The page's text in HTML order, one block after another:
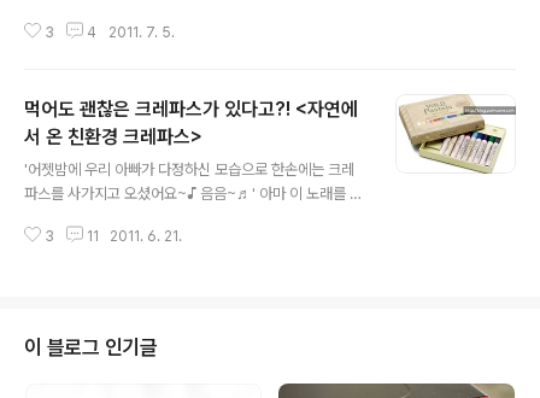
오셨으니까요~ 네, 바로 마크로비오틱 요리 전문가 이와사
사외보 독자분들을 위해 특별히 소개해주신 마크로비오틱
홈베이킹 레시피는 이번 주말에 공개해드릴테니 기대해주
세요~ ^^ 마크로비오틱 전문가 이와사키 유카 지금 ‘자
연’을 드시고 계신가요? 요즘 국내에서 큰 인기를 끌고 있
만났다. 유창한 한국어를 구사했으며, 안경 너머 맑은 눈동
3 4 2011. 7. 5.
먹어도 괜찮은 크레파스가 있다고?! <자연에
서 온 친환경 크레파스>
'어젯밤에 우리 아빠가 다정하신 모습으로 한손에는 크레
파스를 사가지고 오셨어요~♪ 음음~♬' 아마 이 노래를 모
도 안계시겠죠? 지금이야 놀거리가 너무도 많지만 그 당시
가져가는 아이들의 습관 때문에 말이죠~ 하지만 이 크레파
스와 함께라면 그런 걱정은 잠시 덜고 아이와 함게 신나게
색칠공부를 할 수 있다고 하네요. 벌꿀, 송진, 천연점토, 땅
3 11 2011. 6. 21.
이 블로그 인기글